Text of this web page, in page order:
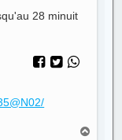
28 minuit